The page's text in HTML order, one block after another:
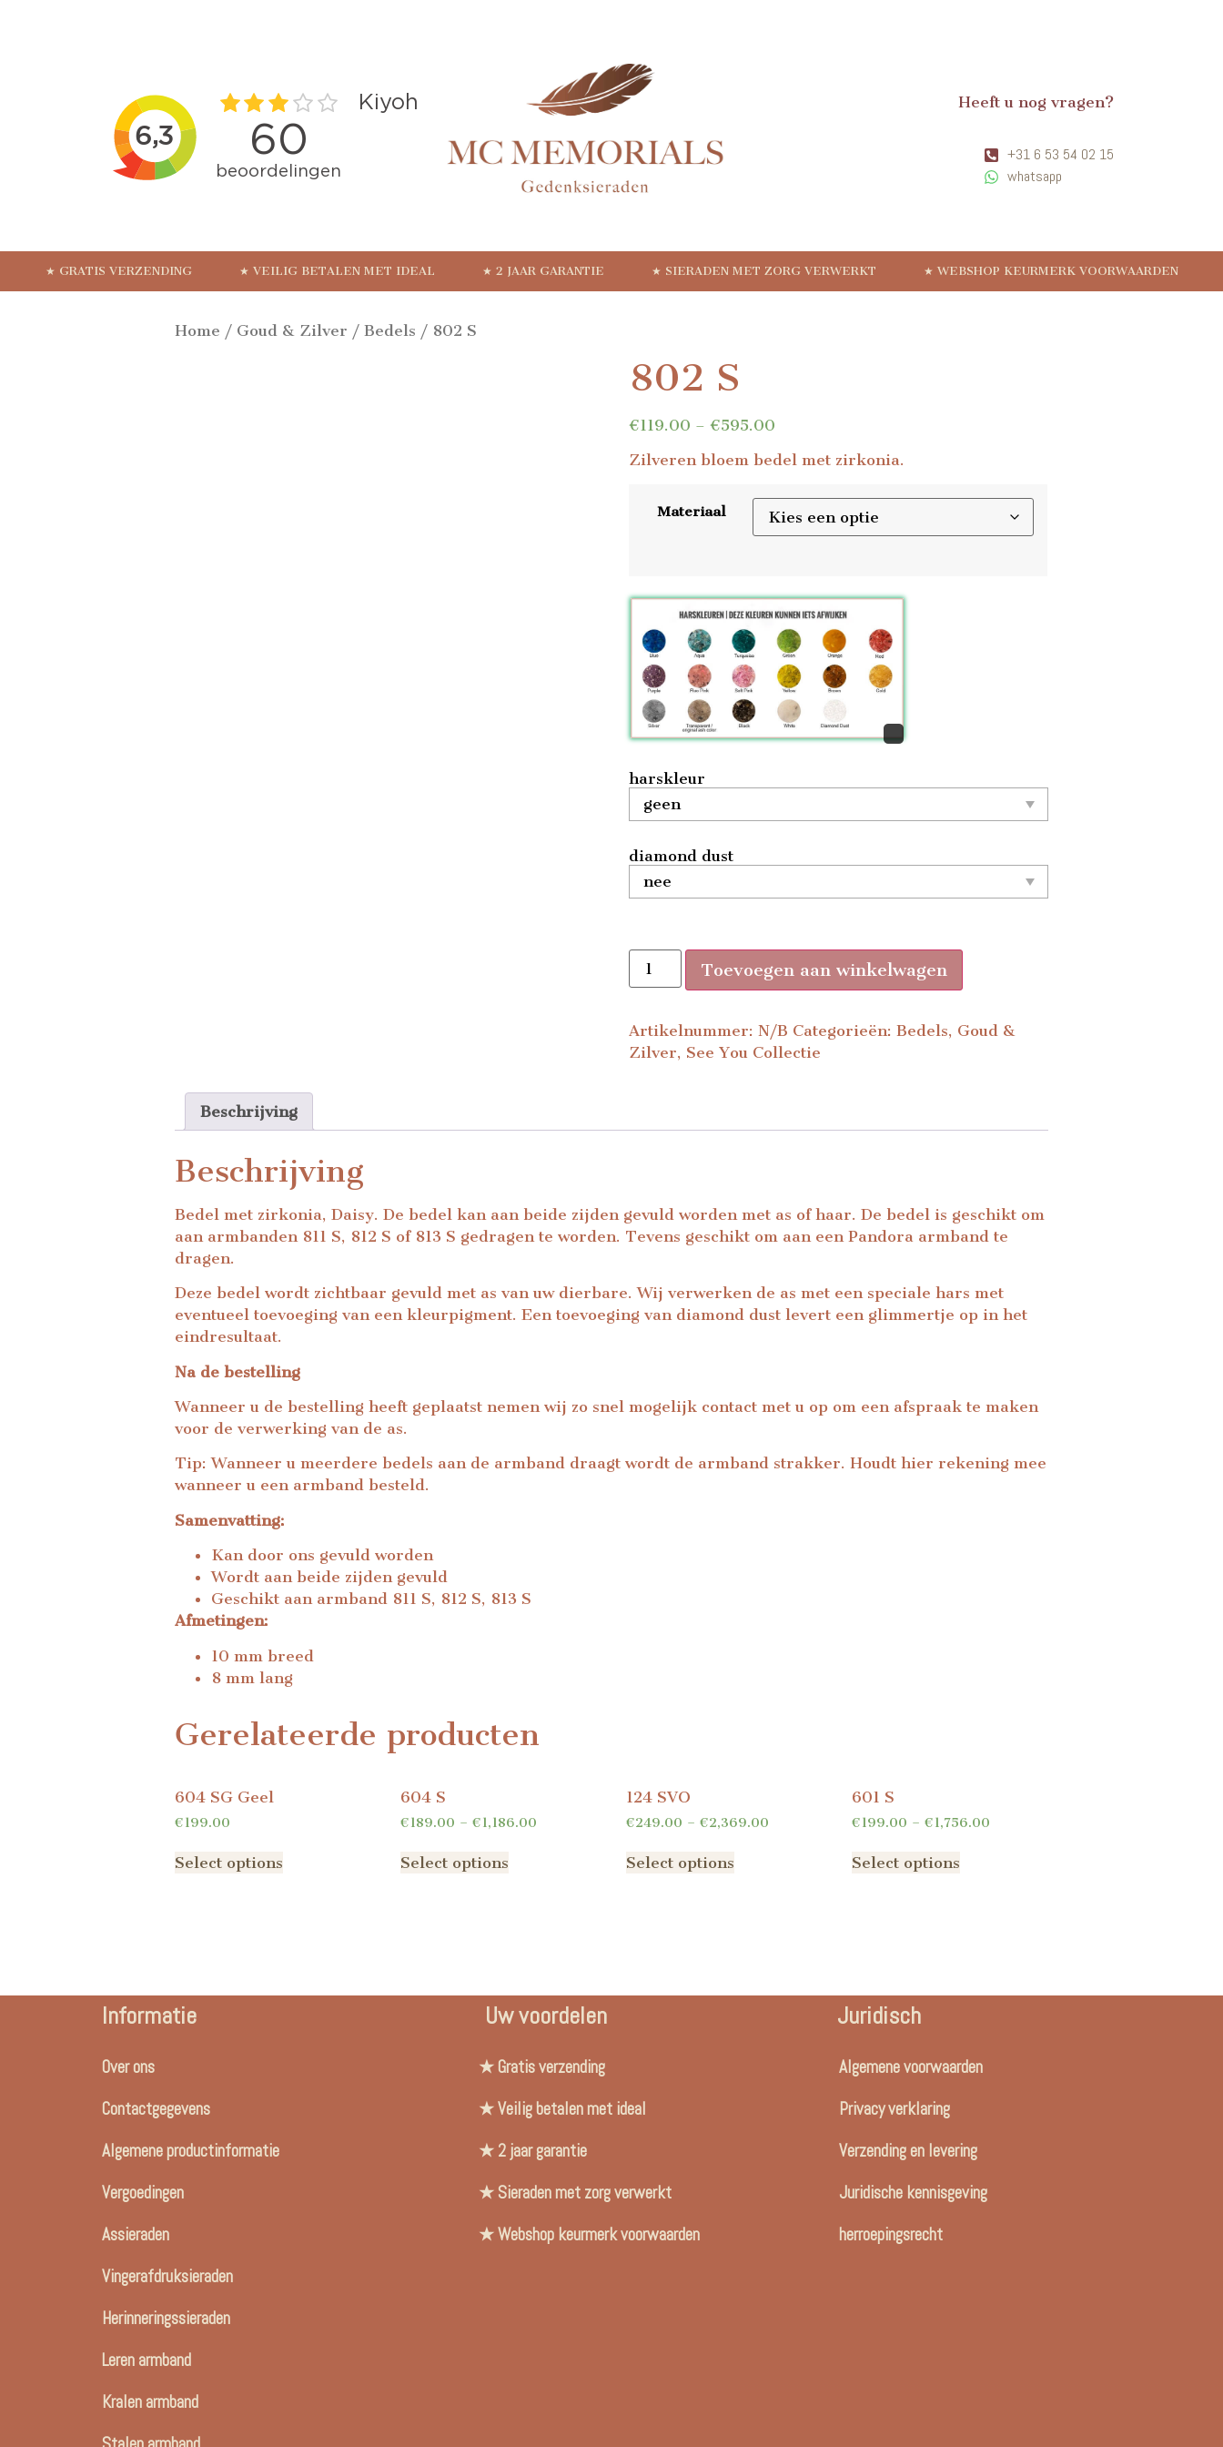
Heeft u nog vragen?
+31 6 53 54 02 15
whatsapp
★ GRATIS VERZENDING ★ VEILIG BETALEN MET IDEAL ★ 2 JAAR GARANTIE ★ SIERADEN MET ZORG VERWERKT ★ WEBSHOP KEURMERK VOORWAARDEN
Home / Goud & Zilver / Bedels / 802 S
802 S
€119.00 –€595.00
Zilveren bloem bedel met zirkonia.
Materiaal
harskleur
diamond dust
Toevoegen aan winkelwagen
Artikelnummer:N/B Categorieën:Bedels, Goud &
Zilver, See You Collectie
Beschrijving
Beschrijving
Bedel met zirkonia, Daisy. De bedel kan aan beide zijden gevuld worden met as of haar. De bedel is geschikt om
aan armbanden 811 S, 812 S of 813 S gedragen te worden. Tevens geschikt om aan een Pandora armband te
dragen.
Deze bedel wordt zichtbaar gevuld met as van uw dierbare. Wij verwerken de as met een speciale hars met
eventueel toevoeging van een kleurpigment. Een toevoeging van diamond dust levert een glimmertje op in het
eindresultaat.
Na de bestelling
Wanneer u de bestelling heeft geplaatst nemen wij zo snel mogelijk contact met u op om een afspraak te maken
voor de verwerking van de as.
Tip: Wanneer u meerdere bedels aan de armband draagt wordt de armband strakker. Houdt hier rekening mee
wanneer u een armband besteld.
Samenvatting:
Kan door ons gevuld worden
Wordt aan beide zijden gevuld
Geschikt aan armband 811 S, 812 S, 813 S
Afmetingen:
10 mm breed
8 mm lang
Gerelateerde producten
604 SG Geel
€199.00
Select options
604 S
€189.00 –€1,186.00
Select options
124 SVO
€249.00 –€2,369.00
Select options
601 S
€199.00 –€1,756.00
Select options
Informatie
Over ons
Contactgegevens
Algemene productinformatie
Vergoedingen
Assieraden
Vingerafdruksieraden
Herinneringssieraden
Leren armband
Kralen armband
Uw voordelen
★ Gratis verzending
★ Veilig betalen met ideal
★ 2 jaar garantie
★ Sieraden met zorg verwerkt
★ Webshop keurmerk voorwaarden
Juridisch
Algemene voorwaarden
Privacy verklaring
Verzending en levering
Juridische kennisgeving
herroepingsrecht